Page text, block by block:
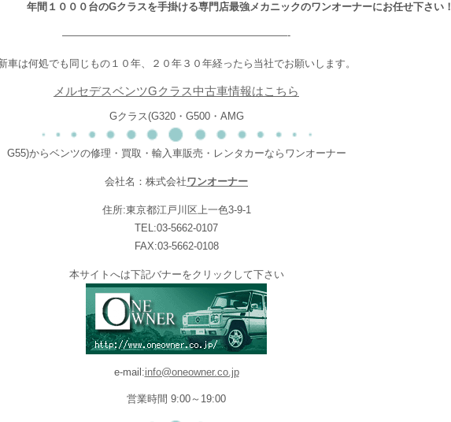
年間１０００台のGクラスを手掛ける専門店最強メカニックのワンオーナーにお任せ下さい！
——————————————————————-
車は何処でも同じもの１０年、２０年３０年経ったら当社でお願いします。
メルセデスベンツGクラス中古車情報はこちら
Gクラス(G320・G500・AMG
G55)からベンツの修理・買取・輸入車販売・レンタカーならワンオーナー
会社名：株式会社ワンオーナー
住所:東京都江戸川区上一色3-9-1
TEL:03-5662-0107
FAX:03-5662-0108
本サイトへは下記バナーをクリックして下さい
e-mail:info@oneowner.co.jp
営業時間 9:00～19:00